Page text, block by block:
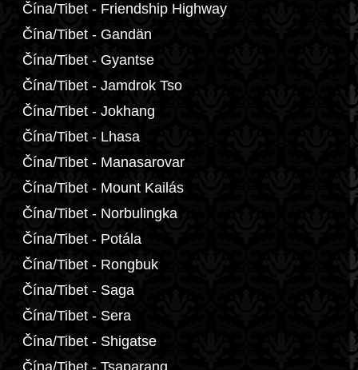
Čína/Tibet - Friendship Highway
Čína/Tibet - Gandän
Čína/Tibet - Gyantse
Čína/Tibet - Jamdrok Tso
Čína/Tibet - Jokhang
Čína/Tibet - Lhasa
Čína/Tibet - Manasarovar
Čína/Tibet - Mount Kailás
Čína/Tibet - Norbulingka
Čína/Tibet - Potála
Čína/Tibet - Rongbuk
Čína/Tibet - Saga
Čína/Tibet - Sera
Čína/Tibet - Shigatse
Čína/Tibet - Tsaparang